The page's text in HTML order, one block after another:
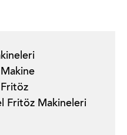
Fritöz
Fritöz Makineleri